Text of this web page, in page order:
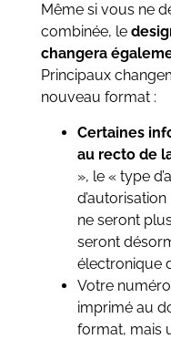
Même si vous ne
combinée, le
changera
Principaux
nouveau format :
Certaines
au recto de
», le « type
ne seront
seront
électronique
Votre
imprimé au
format, mais